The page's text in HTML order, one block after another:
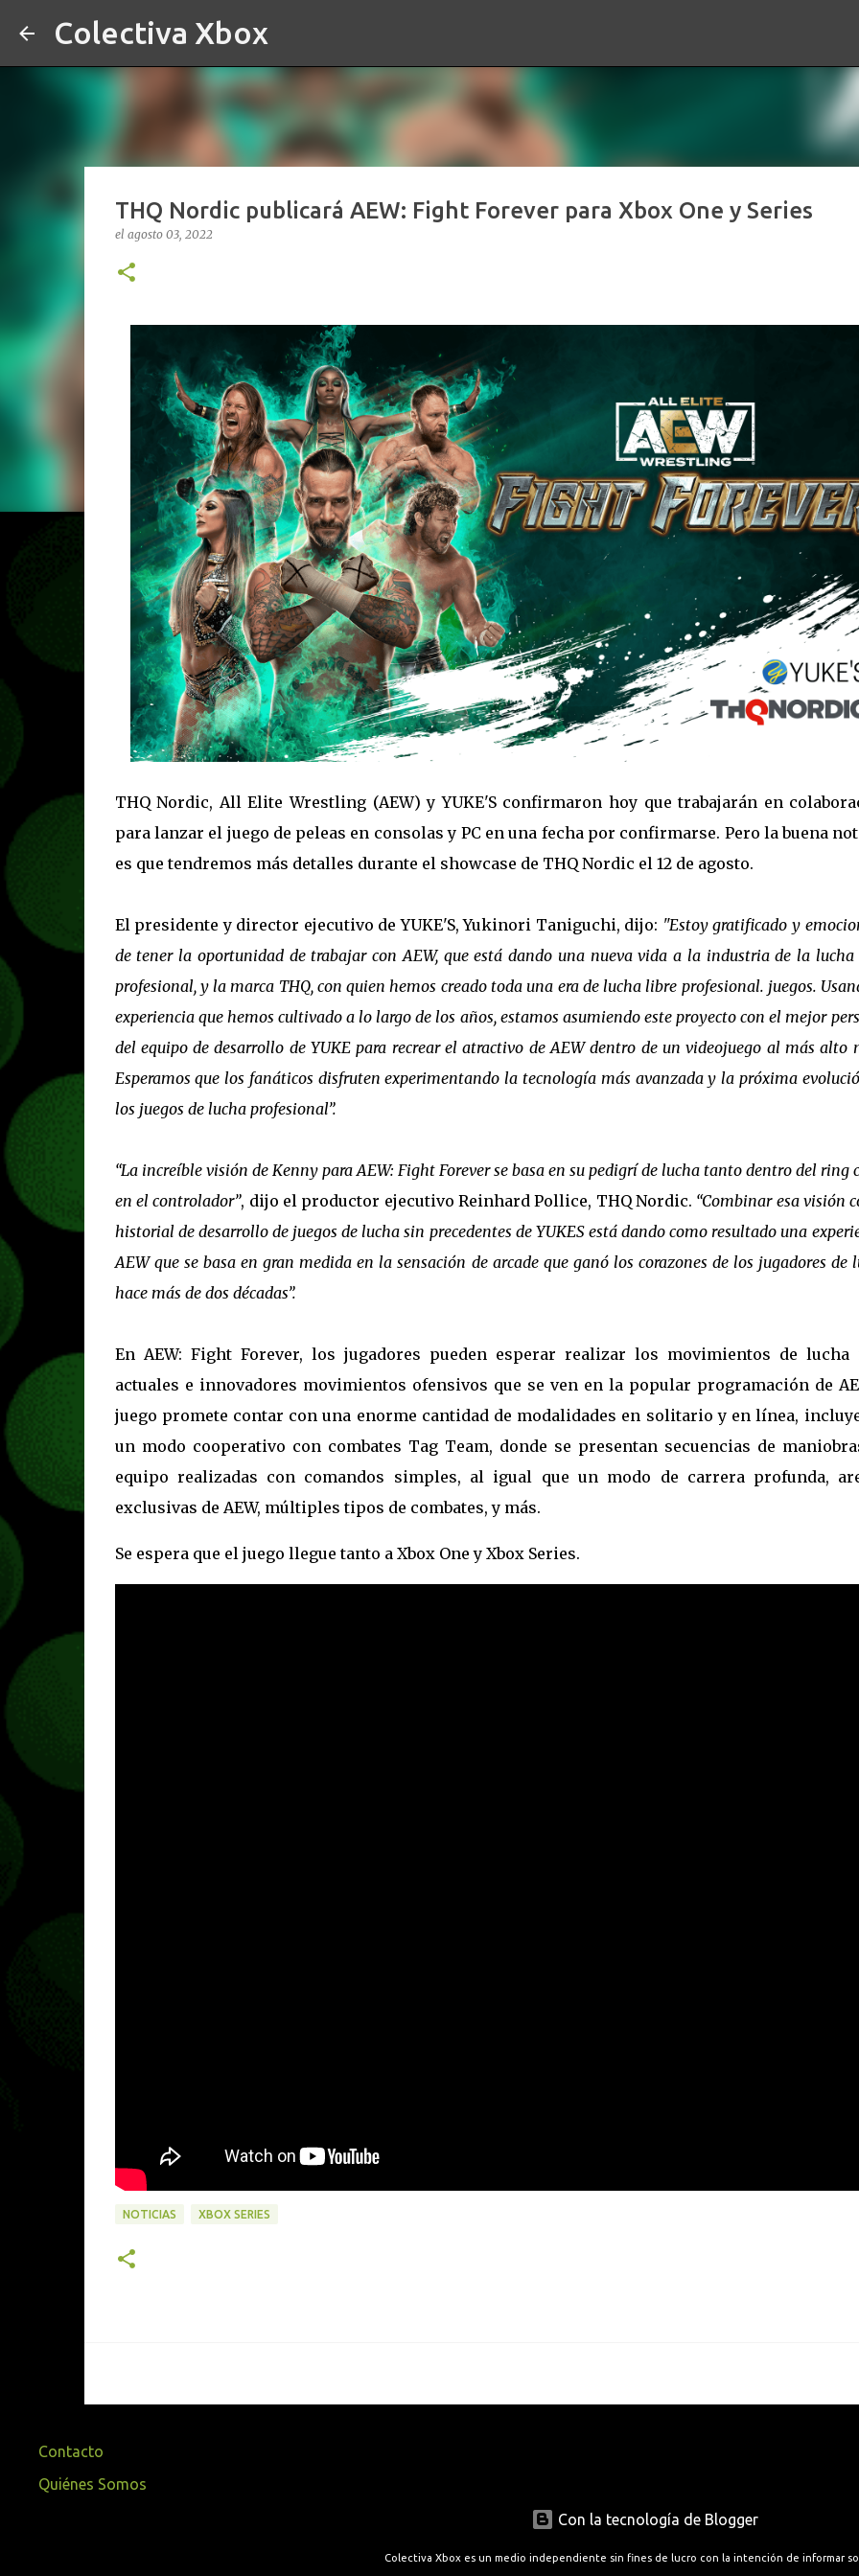
Colectiva Xbox
THQ Nordic publicará AEW: Fight Forever para Xbox One y Series
el agosto 03, 2022
THQ Nordic, All Elite Wrestling (AEW) y YUKE'S confirmaron hoy que trabajarán en
para lanzar el juego de peleas en consolas y PC en una fecha por confirmarse. Pero la buena
es que tendremos más detalles durante el showcase de THQ Nordic el 12 de agosto.
El presidente y director ejecutivo de YUKE'S, Yukinori Taniguchi, dijo: "Estoy gratificado y
de tener la oportunidad de trabajar con AEW, que está dando una nueva vida a la industria de la
profesional, y la marca THQ, con quien hemos creado toda una era de lucha libre profesional. juegos.
experiencia que hemos cultivado a lo largo de los años, estamos asumiendo este proyecto con el mejor
del equipo de desarrollo de YUKE para recrear el atractivo de AEW dentro de un videojuego al más alto
Esperamos que los fanáticos disfruten experimentando la tecnología más avanzada y la próxima
los juegos de lucha profesional”.
“La increíble visión de Kenny para AEW: Fight Forever se basa en su pedigrí de lucha tanto dentro del ring
en el controlador”, dijo el productor ejecutivo Reinhard Pollice, THQ Nordic. “Combinar esa visión
historial de desarrollo de juegos de lucha sin precedentes de YUKES está dando como resultado una
AEW que se basa en gran medida en la sensación de arcade que ganó los corazones de los jugadores de
hace más de dos décadas”.
En AEW: Fight Forever, los jugadores pueden esperar realizar los movimientos de lucha
actuales e innovadores movimientos ofensivos que se ven en la popular programación de
juego promete contar con una enorme cantidad de modalidades en solitario y en línea,
un modo cooperativo con combates Tag Team, donde se presentan secuencias de
equipo realizadas con comandos simples, al igual que un modo de carrera profunda,
exclusivas de AEW, múltiples tipos de combates, y más.
Se espera que el juego llegue tanto a Xbox One y Xbox Series.
NOTICIAS XBOX SERIES
Contacto
Quiénes Somos
Con la tecnología de Blogger
Colectiva Xbox es un medio independiente sin fines de lucro con la intención de informar